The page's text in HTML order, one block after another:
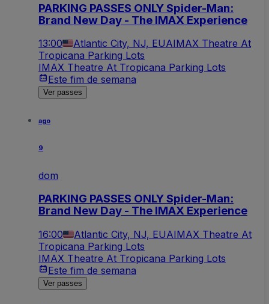
PARKING PASSES ONLY Spider-Man:
Brand New Day - The IMAX Experience
13:00 Atlantic City, NJ, EUAIMAX Theatre At
Tropicana Parking Lots
IMAX Theatre At Tropicana Parking Lots
Este fim de semana
Ver passes
ago
9
dom
PARKING PASSES ONLY Spider-Man:
Brand New Day - The IMAX Experience
16:00 Atlantic City, NJ, EUAIMAX Theatre At
Tropicana Parking Lots
IMAX Theatre At Tropicana Parking Lots
Este fim de semana
Ver passes